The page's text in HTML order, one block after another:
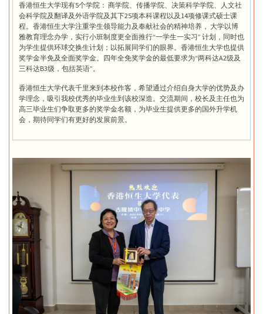
香港恒生大学现有5个学院： 商学院、传播学院、决策科学学院、人文社
会科学院及翻译及外语学院及其下25项本科课程以及14项修课式硕士课
程。香港恒生大学注重学生领导能力及奉献社会的精神培养， 大学以博
雅教育理念办学，实行小班制度更全面推行“一学生一实习” 计划，同时也
为学生提供环球交换生计划；以拓展同学们的眼界。香港恒生大学也提供
奖学金半免及全面奖学金。四年全免奖学金的最低要求为“两科达A2级及
三科达B3级，包括英语”。
香港恒生大学代表千里来到本校作客，希望通过介绍自身大学的优势及办
学理念，吸引我校优秀的毕业生到该校深造。交流期间，校长及主任也为
高三毕业生们争取更多的奖学金名额，为毕业生提供更多的国外升学机
会，期待同学们有更好的发展前景。